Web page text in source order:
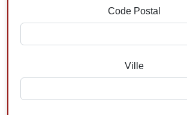
Code Postal
Ville